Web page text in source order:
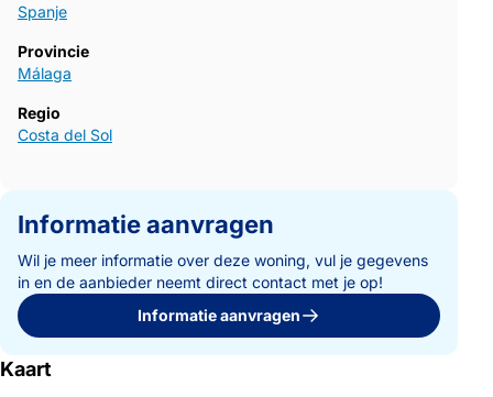
Spanje
Provincie
Málaga
Regio
Costa del Sol
Informatie aanvragen
Wil je meer informatie over deze woning, vul je gegevens
in en de aanbieder neemt direct contact met je op!
Informatie aanvragen
Kaart